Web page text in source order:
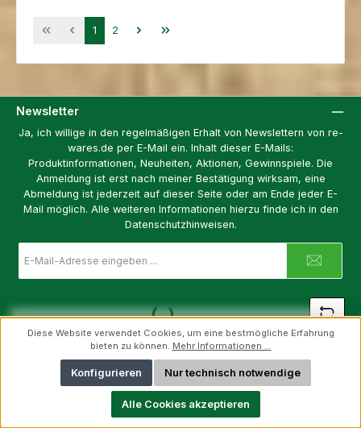
Seite
1 Seite
2
Newsletter
Ja, ich willige in den regelmäßigen Erhalt von Newslettern von re-
wares.de per E-Mail ein. Inhalt dieser E-Mails:
Produktinformationen, Neuheiten, Aktionen, Gewinnspiele. Die
Anmeldung ist erst nach meiner Bestätigung wirksam, eine
Abmeldung ist jederzeit auf dieser Seite oder am Ende jeder E-
Mail möglich. Alle weiteren Informationen hierzu finde ich in den
Datenschutzhinweisen.
Mail-
Adresse
Loading...
Um weiterzugehen, gib die oben abgebildeten Zeichen ein
Datenschutz
Diese Website verwendet Cookies, um eine bestmögliche Erfahrung
bieten zu können. Mehr Informationen ...
Nur technisch notwendige
Konfigurieren
Alle Cookies akzeptieren